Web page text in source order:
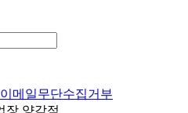
이메일무단수집거부